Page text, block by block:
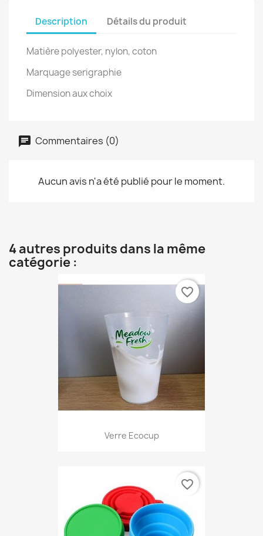
Description Détails du produit
Matière polyester, nylon, coton
Marquage serigraphie
Dimension aux choix
Commentaires (0)
Aucun avis n'a été publié pour le moment.
4 autres produits dans la même
catégorie :
Verre Ecocup
favorite_border
favorite_border